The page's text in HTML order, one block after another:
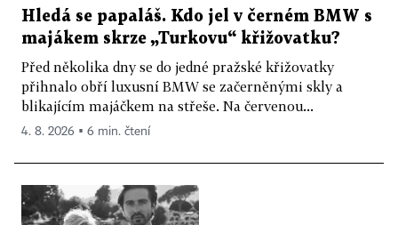
Hledá se papaláš. Kdo jel v černém BMW s
majákem skrze „Turkovu“ křižovatku?
Před několika dny se do jedné pražské křižovatky
přihnalo obří luxusní BMW se začerněnými skly a
blikajícím majáčkem na střeše. Na červenou...
4. 8. 2026 ▪ 6 min. čtení